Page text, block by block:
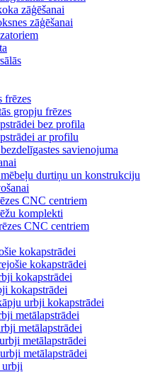
zāģēšanai
zāģēšanai
frēzes
gropju frēzes
bez profila
ar profilu
savienojuma
durtiņu un konstrukciju
CNC centriem
komplekti
CNC centriem
kokapstrādei
kokapstrādei
kokapstrādei
kokapstrādei
urbji kokapstrādei
metālapstrādei
metālapstrādei
metālapstrādei
metālapstrādei
urbji